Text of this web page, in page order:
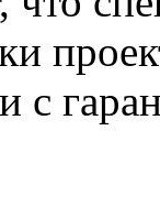
с